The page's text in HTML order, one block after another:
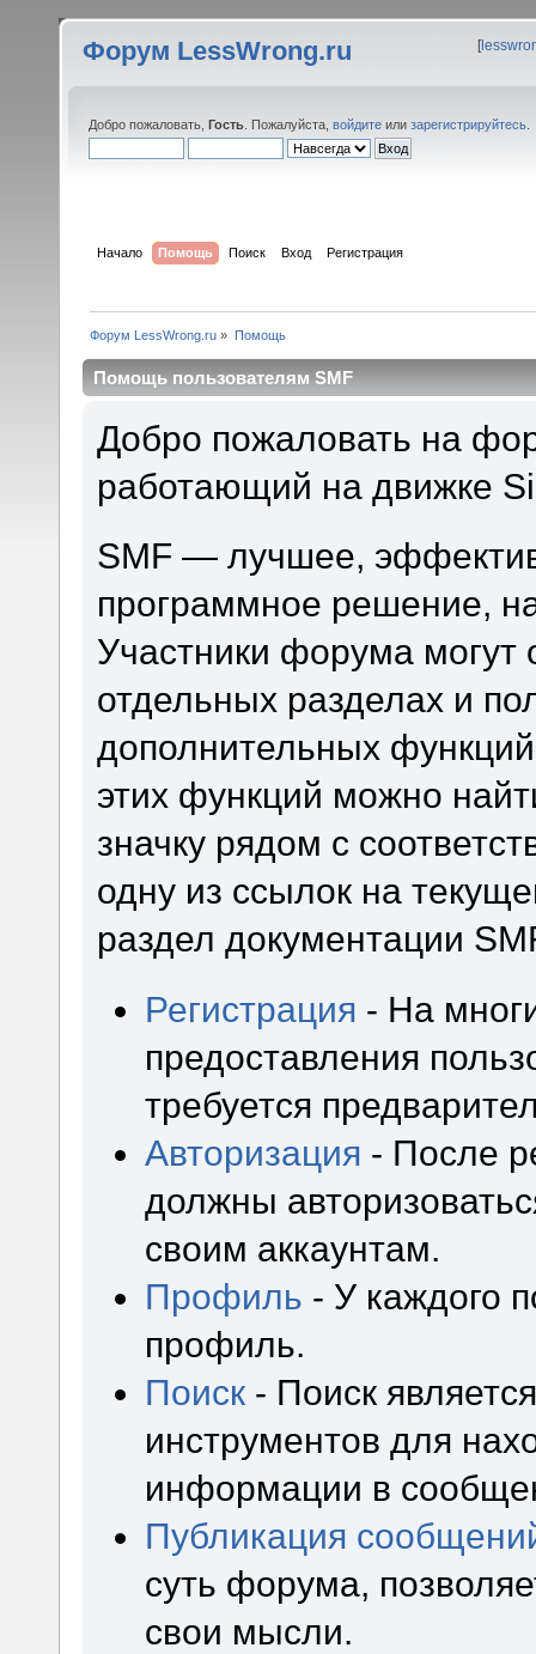
Форум LessWrong.ru [
Добро пожаловать, Гость . Пожалуйста, войдите или зарегистрируйтесь
Начало Помощь Поиск Вход Регистрация
Форум LessWrong.ru » Помощь
Помощь пользователям SMF
Добро пожаловать на
работающий на движке
SMF — лучшее,
программное решение,
Участники форума
отдельных разделах и
дополнительных
этих функций можно
значку рядом с
одну из ссылок на
раздел документации
Регистрация - На
предоставления
требуется
Авторизация - После
должны
своим аккаунтам.
Профиль - У каждого
профиль.
Поиск - Поиск
инструментов для
информации в
Публикация
суть форума,
свои мысли.